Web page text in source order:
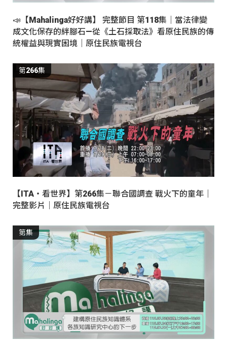
📣【Mahalinga好好講】 完整節目 第118集｜當法律變
成文化保存的絆腳石—從《土石採取法》看原住民族的傳
統權益與現實困境｜原住民族電視台
第266集
【ITA・看世界】第266集－聯合國調查 戰火下的童年｜
完整影片｜原住民族電視台
第集